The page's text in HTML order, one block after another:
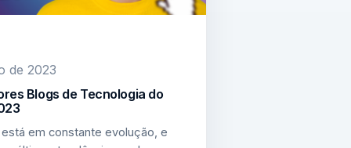
de 2023
Blogs de Tecnologia do
em constante evolução, e